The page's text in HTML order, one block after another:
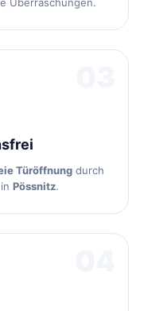
Türöffnung durch
in Pössnitz.